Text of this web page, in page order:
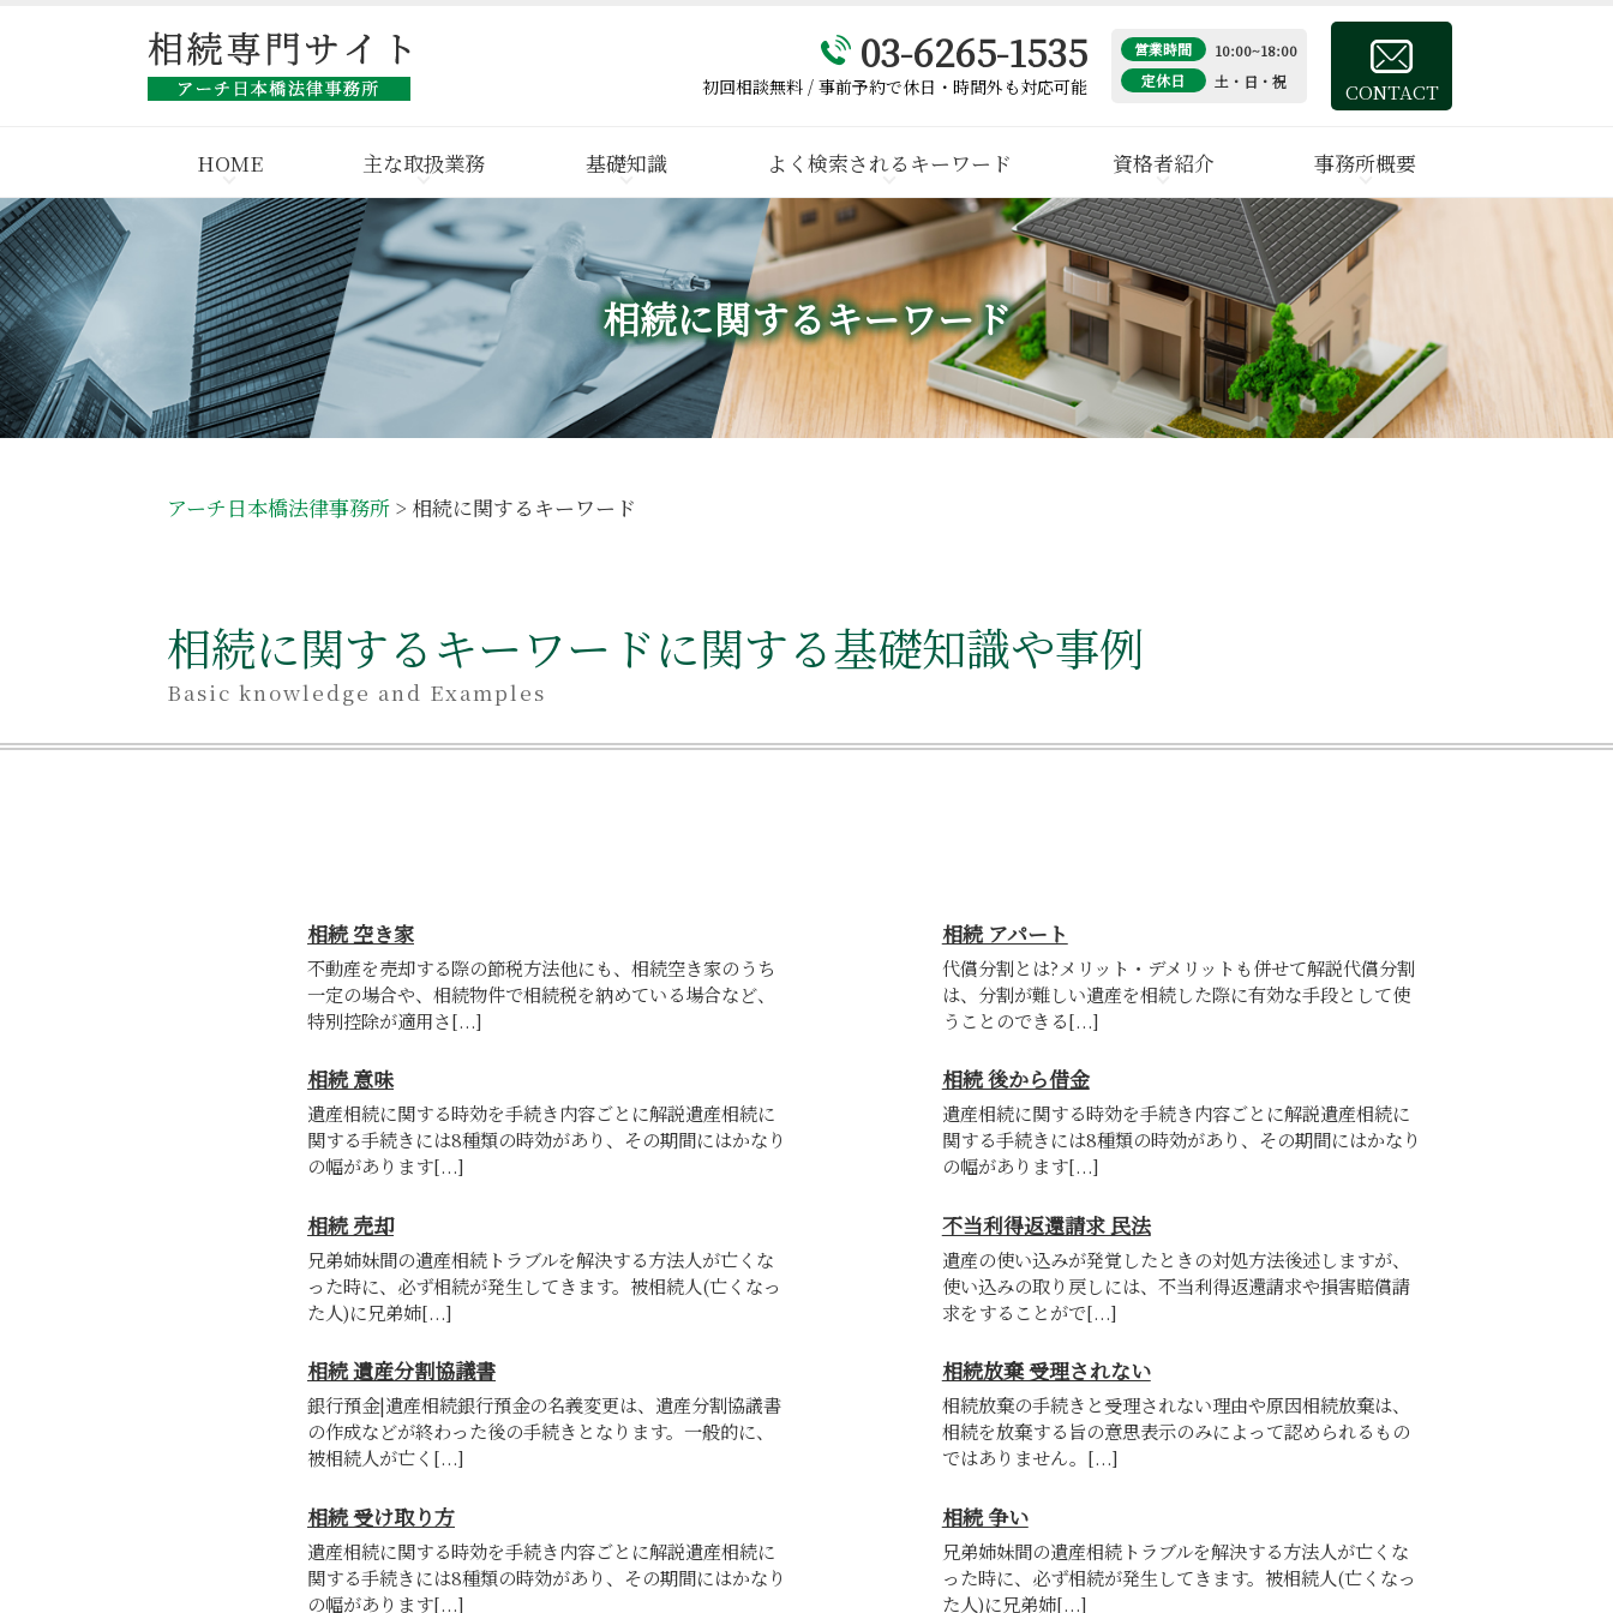
相続に関するキーワード
03-6265-1535
初回相談無料 / 事前予約で休日・時間外も対応可能
営業時間
10:00~18:00
定休日
土・日・祝 CONTACT
HOME 主な取扱業務 基礎知識 よく検索されるキーワード 資格者紹介 事務所概要
アーチ日本橋法律事務所 > 相続に関するキーワード
相続に関するキーワードに関する基礎知識や事例
Basic knowledge and Examples
相続 空き家
不動産を売却する際の節税方法他にも、相続空き家のうち
一定の場合や、相続物件で相続税を納めている場合など、
特別控除が適用さ[...]
相続 アパート
代償分割とは?メリット・デメリットも併せて解説代償分割
は、分割が難しい遺産を相続した際に有効な手段として使
うことのできる[...]
相続 意味
遺産相続に関する時効を手続き内容ごとに解説遺産相続に
関する手続きには8種類の時効があり、その期間にはかなり
の幅があります[...]
相続 後から借金
遺産相続に関する時効を手続き内容ごとに解説遺産相続に
関する手続きには8種類の時効があり、その期間にはかなり
の幅があります[...]
相続 売却
兄弟姉妹間の遺産相続トラブルを解決する方法人が亡くな
った時に、必ず相続が発生してきます。被相続人(亡くなっ
た人)に兄弟姉[...]
不当利得返還請求 民法
遺産の使い込みが発覚したときの対処方法後述しますが、
使い込みの取り戻しには、不当利得返還請求や損害賠償請
求をすることがで[...]
相続 遺産分割協議書
銀行預金|遺産相続銀行預金の名義変更は、遺産分割協議書
の作成などが終わった後の手続きとなります。一般的に、
被相続人が亡く[...]
相続放棄 受理されない
相続放棄の手続きと受理されない理由や原因相続放棄は、
相続を放棄する旨の意思表示のみによって認められるもの
ではありません。[...]
相続 受け取り方
遺産相続に関する時効を手続き内容ごとに解説遺産相続に
関する手続きには8種類の時効があり、その期間にはかなり
の幅があります[...]
相続 争い
兄弟姉妹間の遺産相続トラブルを解決する方法人が亡くな
った時に、必ず相続が発生してきます。被相続人(亡くなっ
た人)に兄弟姉[...]